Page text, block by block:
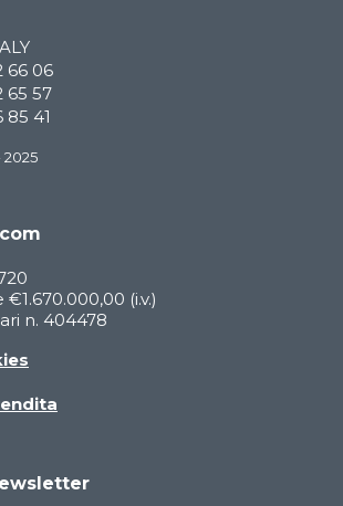
66 06
65 57
85 41
(i.v.)
n. 404478